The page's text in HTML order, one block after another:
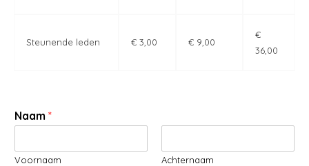
Steunende leden € 3,00 € 9,00
€
36,00
Naam *
Voornaam Achternaam